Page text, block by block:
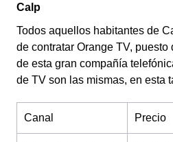
Calp
Todos aquellos habitantes de
de contratar Orange TV,
de esta gran compañía
de TV son las mismas, en esta
Canal Precio